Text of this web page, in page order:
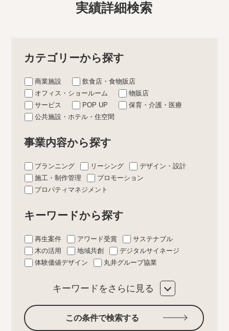
実績詳細検索
カテゴリーから探す
商業施設
飲食店・食物販店
オフィス・ショールーム
物販店
サービス
POP UP
保育・介護・医療
公共施設・ホテル・住空間
事業内容から探す
プランニング リーシング
デザイン・設計
施工・制作管理
プロモーション
プロパティマネジメント
キーワードから探す
再生案件 アワード受賞
サステナブル
木の活用
地域共創
デジタルサイネージ
体験価値デザイン
丸井グループ協業
キーワードをさらに見る
この条件で検索する